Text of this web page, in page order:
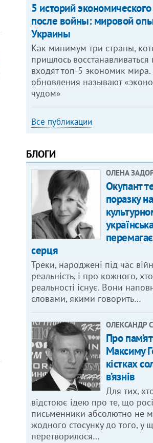
5 историй
после войны: мировой
Украины
Как минимум три страны,
пришлось
входят топ-5 экономик
обновления называют
чудом»
Все публикации
БЛОГИ
ОЛЕНА
Окупант
поразку на
серця
Треки, народжені під час
реальність, і про кожного,
реальності існує. Вони
словами, якими говорить…
ОЛЕКСАНДР
Про
Максиму
кістках
в’язнів
Для тих,
відстоює ідею про те, що
письменники абсолютно не
жодного стосунку до того, у
перетворилося…